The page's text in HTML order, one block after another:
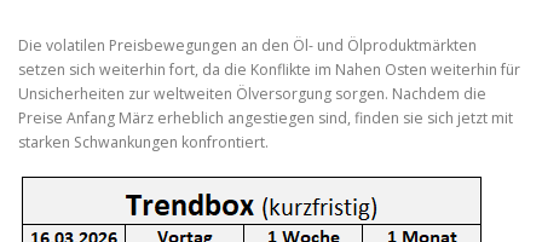
Die volatilen Preisbewegungen an den Öl- und Ölproduktmärkten
setzen sich weiterhin fort, da die Konflikte im Nahen Osten weiterhin für
Unsicherheiten zur weltweiten Ölversorgung sorgen. Nachdem die
Preise Anfang März erheblich angestiegen sind, finden sie sich jetzt mit
starken Schwankungen konfrontiert.